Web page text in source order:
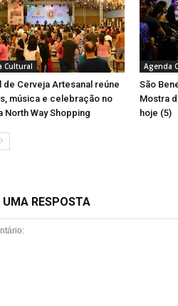
Cultural
de Cerveja Artesanal reúne
música e celebração no
North Way Shopping
Agenda
São
Mostra
hoje (5)
UMA RESPOSTA